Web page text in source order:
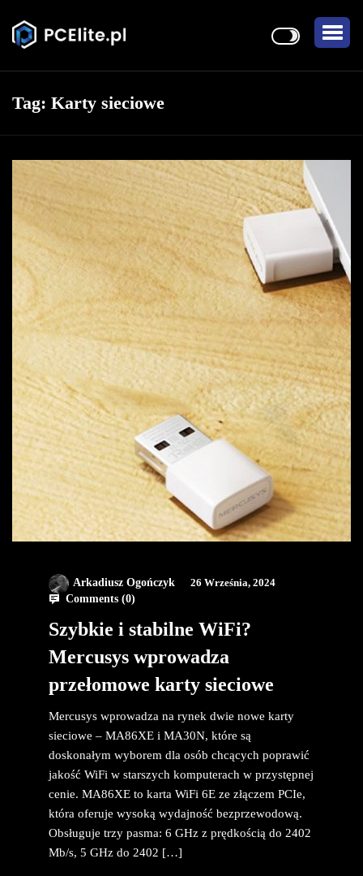
Tag: Karty sieciowe
Arkadiusz Ogończyk
26 Września, 2024
Comments (0)
Szybkie i stabilne WiFi?
Mercusys wprowadza
przełomowe karty sieciowe
Mercusys wprowadza na rynek dwie nowe karty
sieciowe – MA86XE i MA30N, które są
doskonałym wyborem dla osób chcących poprawić
jakość WiFi w starszych komputerach w przystępnej
cenie. MA86XE to karta WiFi 6E ze złączem PCIe,
która oferuje wysoką wydajność bezprzewodową.
Obsługuje trzy pasma: 6 GHz z prędkością do 2402
Mb/s, 5 GHz do 2402 […]